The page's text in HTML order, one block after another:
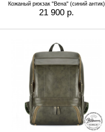
Кожаный рюкзак "Вена" (синий антик)
21 900 р.